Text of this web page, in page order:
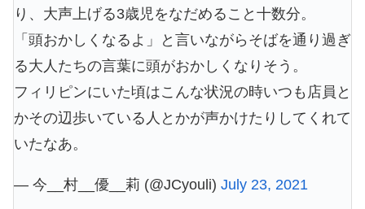
り、大声上げる3歳児をなだめること十数分。
「頭おかしくなるよ」と言いながらそばを通り過ぎ
る大人たちの言葉に頭がおかしくなりそう。
フィリピンにいた頃はこんな状況の時いつも店員と
かその辺歩いている人とかが声かけたりしてくれて
いたなあ。
— 今__村__優__莉 (@JCyouli) July 23, 2021